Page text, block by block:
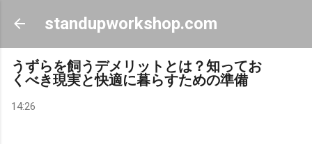
スキップしてメイン コンテンツに移動
standupworkshop.com
うずらを飼うデメリットとは？知ってお
くべき現実と快適に暮らすための準備
14:26